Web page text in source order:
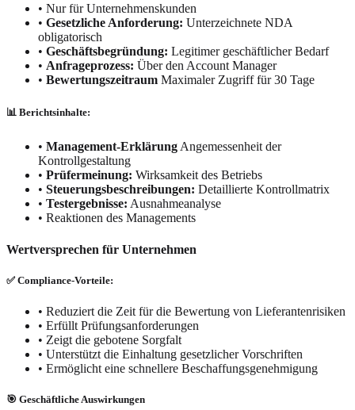
• Nur für Unternehmenskunden
• Gesetzliche Anforderung: Unterzeichnete NDA
obligatorisch
• Geschäftsbegründung: Legitimer geschäftlicher Bedarf
• Anfrageprozess: Über den Account Manager
• Bewertungszeitraum Maximaler Zugriff für 30 Tage
📊 Berichtsinhalte:
• Management-Erklärung Angemessenheit der
Kontrollgestaltung
• Prüfermeinung: Wirksamkeit des Betriebs
• Steuerungsbeschreibungen: Detaillierte Kontrollmatrix
• Testergebnisse: Ausnahmeanalyse
• Reaktionen des Managements
Wertversprechen für Unternehmen
✅ Compliance-Vorteile:
• Reduziert die Zeit für die Bewertung von Lieferantenrisiken
• Erfüllt Prüfungsanforderungen
• Zeigt die gebotene Sorgfalt
• Unterstützt die Einhaltung gesetzlicher Vorschriften
• Ermöglicht eine schnellere Beschaffungsgenehmigung
🎯 Geschäftliche Auswirkungen